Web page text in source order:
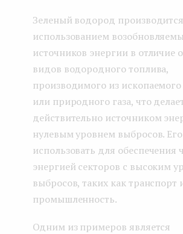
Зеленый водород
использованием
источников энергии в отличие
видов водородного топлива,
производимого из
или природного газа, что
действительно источником
нулевым уровнем выбросов.
использовать для обеспечения
энергией секторов с высоким
выбросов, таких как транспорт
промышленность.
Одним из примеров является